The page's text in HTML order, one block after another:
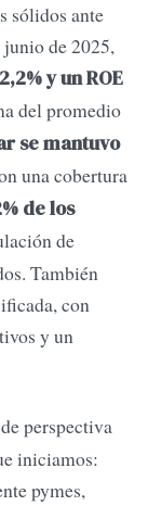
sólidos ante
de 2025,
y un ROE
del promedio
se mantuvo
una cobertura
de los
de
También
con
y un
perspectiva
iniciamos:
pymes,